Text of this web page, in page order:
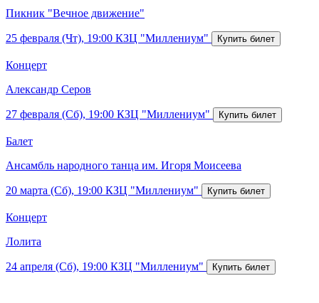
Пикник "Вечное движение"
25 февраля (Чт), 19:00 КЗЦ "Миллениум"
Концерт
Александр Серов
27 февраля (Сб), 19:00 КЗЦ "Миллениум"
Балет
Ансамбль народного танца им. Игоря Моисеева
20 марта (Сб), 19:00 КЗЦ "Миллениум"
Концерт
Лолита
24 апреля (Сб), 19:00 КЗЦ "Миллениум"